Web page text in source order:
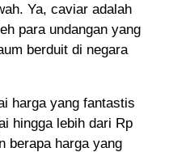
Ya, caviar adalah
para undangan yang
berduit di negara
harga yang fantastis
hingga lebih dari Rp
berapa harga yang